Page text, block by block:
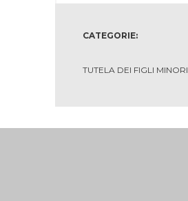
CATEGORIE:
TUTELA DEI FIGLI MINORI